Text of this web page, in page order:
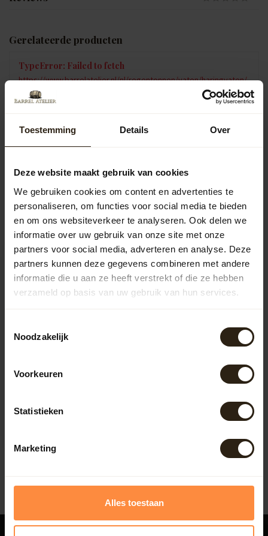
Toestemming Details Over
Deze website maakt gebruik van cookies
We gebruiken cookies om content en advertenties te
personaliseren, om functies voor social media te bieden
en om ons websiteverkeer te analyseren. Ook delen we
informatie over uw gebruik van onze site met onze
partners voor social media, adverteren en analyse. Deze
partners kunnen deze gegevens combineren met andere
informatie die u aan ze heeft verstrekt of die ze hebben
verzameld op basis van uw gebruik van hun services.
Noodzakelijk
Voorkeuren
Statistieken
Marketing
Alles toestaan
Gerelateerde producten
TypeError: Failed to fetch
https://www.barrelatelier.nl/nl/regentonnen/vaten/haringvaten/
Vragen over dit product?
Recent bekeken
PERSONALISEREN MOGELIJK
Decoratie De orginele
liter gemaakt in de enige
99,00